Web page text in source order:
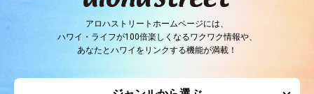
アロハストリートホームページには、
ハワイ・ライフが100倍楽しくなるワクワク情報や、
あなたとハワイをリンクする機能が満載！